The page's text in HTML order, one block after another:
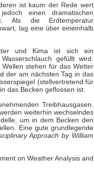
ist kaum der Rede wert
einen dramatischen
Als die Erdtemperatur
lag eine über eineinhalb
und Kima ist sich ein
gefüllt wird.
stehen für das Wetter
der am nächsten Tag in das
(stellvertretend für
das Becken geflossen ist.
Treibhausgasen.
weiterhin wechselndes
um in dem Becken den
Eine gute grundlegende
Approach by William
on Weather Analysis and